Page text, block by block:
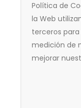
Política de
la Web
terceros para
medición de
mejorar